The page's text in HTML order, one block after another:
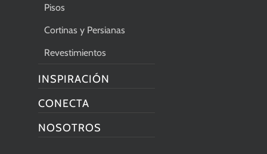
Pisos
Cortinas y Persianas
Revestimientos
INSPIRACIÓN
CONECTA
NOSOTROS